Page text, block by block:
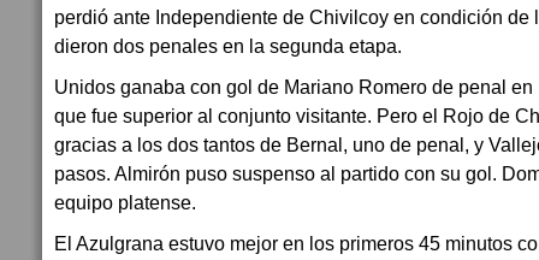
perdió ante Independiente de Chivilcoy en condición de
dieron dos penales en la segunda etapa.
Unidos ganaba con gol de Mariano Romero de penal
que fue superior al conjunto visitante. Pero el Rojo de
gracias a los dos tantos de Bernal, uno de penal, y
pasos. Almirón puso suspenso al partido con su gol.
equipo platense.
El Azulgrana estuvo mejor en los primeros 45 minutos